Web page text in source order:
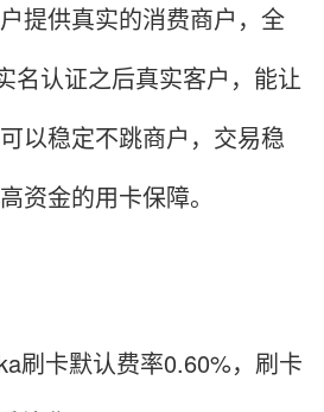
提供真实的消费商户，全
名认证之后真实客户，能让
以稳定不跳商户，交易稳
资金的用卡保障。
刷卡默认费率0.60%，刷卡